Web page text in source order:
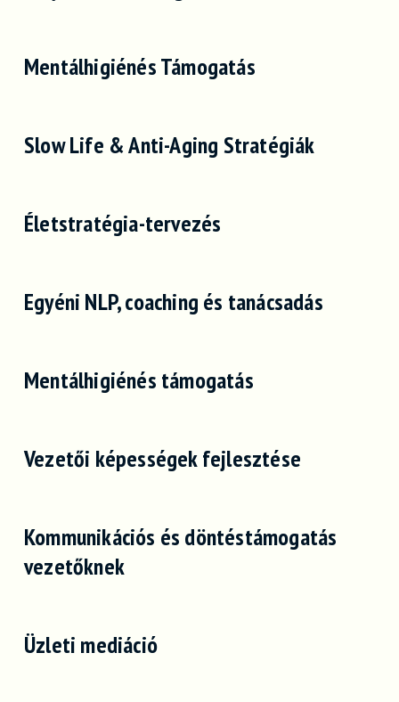
Mentálhigiénés Támogatás
Slow Life & Anti-Aging Stratégiák
Életstratégia-tervezés
Egyéni NLP, coaching és tanácsadás
Mentálhigiénés támogatás
Vezetői képességek fejlesztése
Kommunikációs és döntéstámogatás
vezetőknek
Üzleti mediáció